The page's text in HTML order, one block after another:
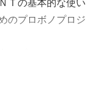
Ｔの基本的な使い
のプロボノプロジ
待ちしています。